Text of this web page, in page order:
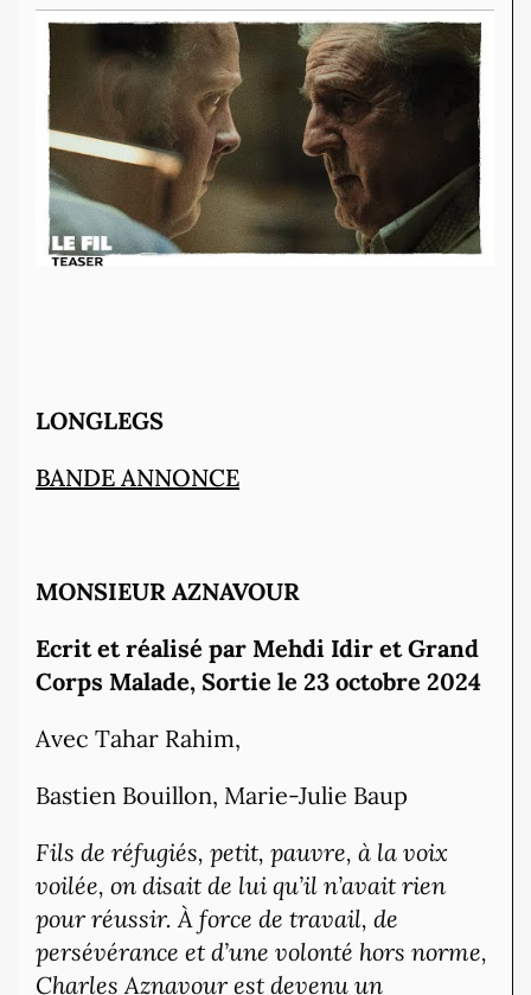
LONGLEGS
BANDE ANNONCE
MONSIEUR AZNAVOUR
Ecrit et réalisé par Mehdi Idir et Grand
Corps Malade, Sortie le 23 octobre 2024
Avec Tahar Rahim,
Bastien Bouillon, Marie-Julie Baup
Fils de réfugiés, petit, pauvre, à la voix
voilée, on disait de lui qu’il n’avait rien
pour réussir. À force de travail, de
persévérance et d’une volonté hors norme,
Charles Aznavour est devenu un